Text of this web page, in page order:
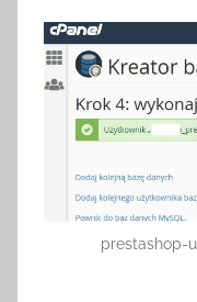
prestashop-